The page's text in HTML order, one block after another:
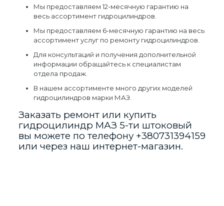
Мы предоставляем 12-месячную гарантию на
весь ассортимент гидроцилиндров.
Мы предоставляем 6-месячную гарантию на весь
ассортимент услуг по ремонту гидроцилиндров.
Для консультаций и получения дополнительной
информации обращайтесь к специалистам
отдела продаж.
В нашем ассортименте много других моделей
гидроцилиндров марки МАЗ.
Заказать ремонт или купить
гидроцилиндр МАЗ 5-ти штоковый
вы можете по телефону +380731394159
или через наш интернет-магазин.